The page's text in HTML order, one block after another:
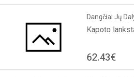
Dangčiai Jų
Kapoto
62.43€